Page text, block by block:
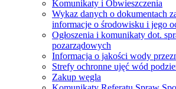
Komunikaty i Obwieszczenia
Wykaz danych o dokumentach
informacje o środowisku i jego
Ogłoszenia i komunikaty dot.
pozarządowych
Informacja o jakości wody
Strefy ochronne ujęć wód
Zakup węgla